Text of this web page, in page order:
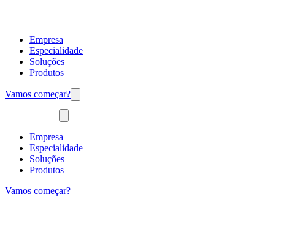
Empresa
Especialidade
Soluções
Produtos
Vamos começar?
Empresa
Especialidade
Soluções
Produtos
Vamos começar?